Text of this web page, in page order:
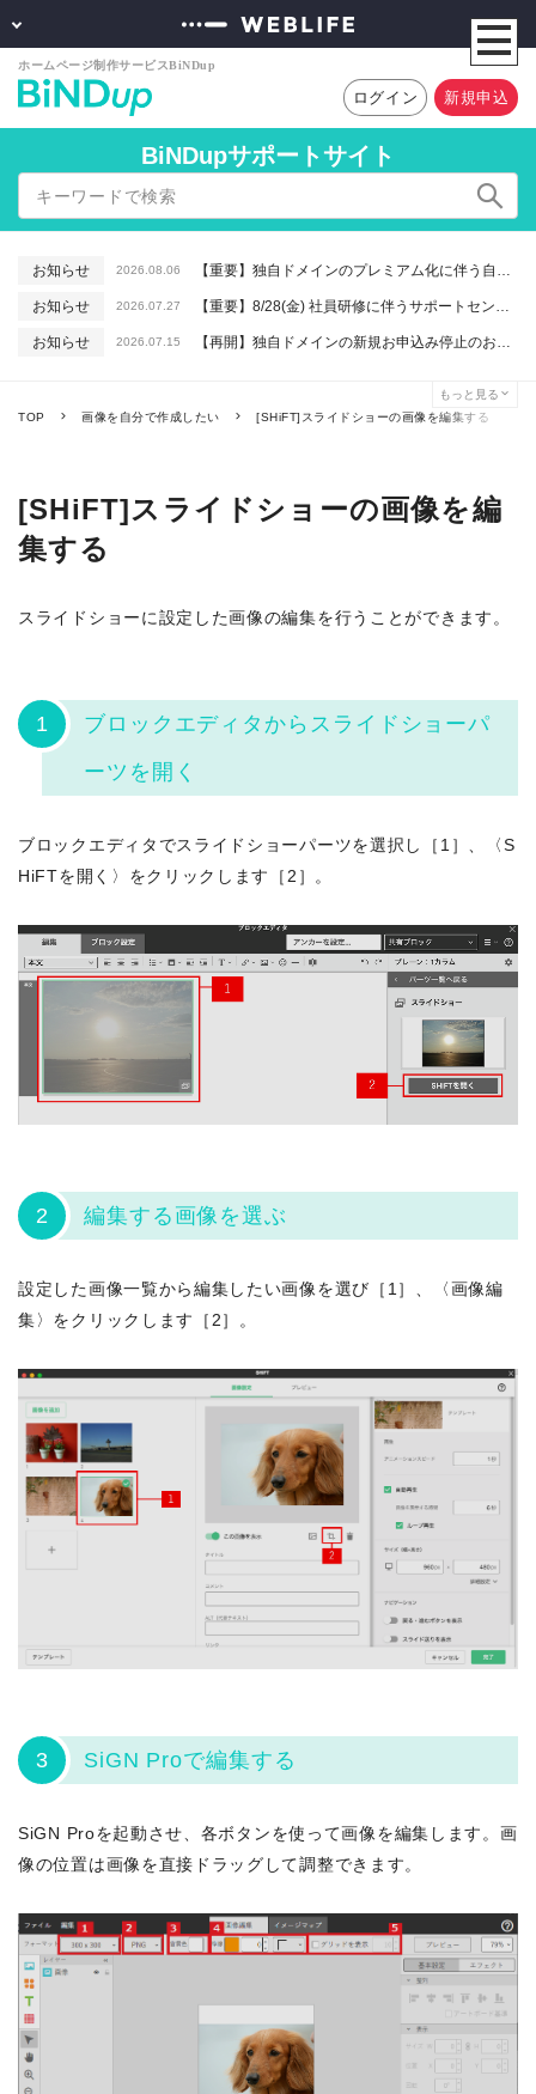
ログイン 新規申込
BiNDupサポートサイト
お知らせ 2026.08.06 【重要】独自ドメインのプレミアム化に伴う自動更新に関するお知らせ
お知らせ 2026.07.27 【重要】8/28(金) 社員研修に伴うサポートセンター休業のお知らせ
お知らせ 2026.07.15 【再開】独自ドメインの新規お申込み停止のお知らせ
もっと見る
TOP 画像を自分で作成したい [SHiFT]スライドショーの画像を編集する
[SHiFT]スライドショーの画像を編
集する
スライドショーに設定した画像の編集を行うことができます。
1
ブロックエディタからスライドショーパ
ーツを開く
ブロックエディタでスライドショーパーツを選択し［1］、〈S
HiFTを開く〉をクリックします［2］。
2 編集する画像を選ぶ
設定した画像一覧から編集したい画像を選び［1］、〈画像編
集〉をクリックします［2］。
3 SiGN Proで編集する
SiGN Proを起動させ、各ボタンを使って画像を編集します。画
像の位置は画像を直接ドラッグして調整できます。